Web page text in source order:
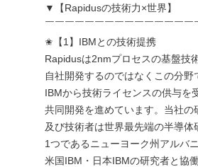
▼【Rapidusの技術力×世界】
￣￣￣￣￣￣￣￣￣￣￣￣￣￣￣
✬【1】IBMとの技術提携
Rapidusは2nmプロセスの基盤技
自社開発するのではなくこの分野
IBMから技術ライセンスの供与を
共同開発を進めています。当社の
及び技術者は世界最先端の半導体
1つであるニューヨーク州アルバ
米国IBM・日本IBMの研究者と協働